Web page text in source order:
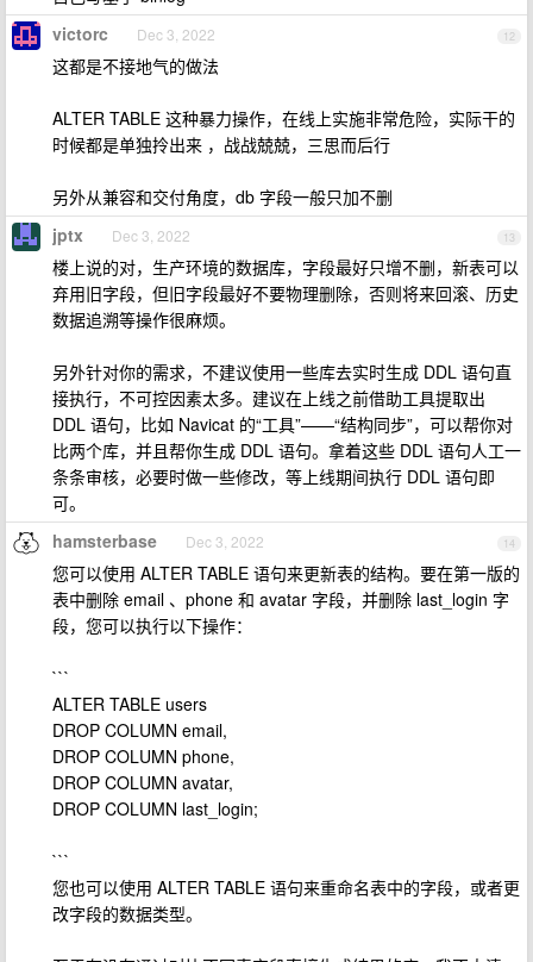
12
victorc Dec 3, 2022
这都是不接地气的做法
ALTER TABLE 这种暴力操作，在线上实施非常危险，实际干的
时候都是单独拎出来 ，战战兢兢，三思而后行
另外从兼容和交付角度，db 字段一般只加不删
13
jptx Dec 3, 2022
楼上说的对，生产环境的数据库，字段最好只增不删，新表可以
弃用旧字段，但旧字段最好不要物理删除，否则将来回滚、历史
数据追溯等操作很麻烦。
另外针对你的需求，不建议使用一些库去实时生成 DDL 语句直
接执行，不可控因素太多。建议在上线之前借助工具提取出
DDL 语句，比如 Navicat 的“工具”——“结构同步”，可以帮你对
比两个库，并且帮你生成 DDL 语句。拿着这些 DDL 语句人工一
条条审核，必要时做一些修改，等上线期间执行 DDL 语句即
可。
14
hamsterbase Dec 3, 2022
您可以使用 ALTER TABLE 语句来更新表的结构。要在第一版的
表中删除 email 、phone 和 avatar 字段，并删除 last_login 字
段，您可以执行以下操作：
```
ALTER TABLE users
DROP COLUMN email,
DROP COLUMN phone,
DROP COLUMN avatar,
DROP COLUMN last_login;
```
您也可以使用 ALTER TABLE 语句来重命名表中的字段，或者更
改字段的数据类型。